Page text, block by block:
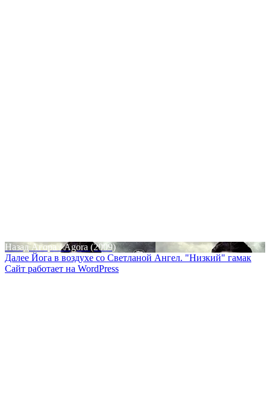
Навигация
по
НазадПредыдущая
запись:
Агора / Agora (2009)
Далее Следующая
запись:
Йога в воздухе со Светланой Ангел. "Низкий" гамак
Сайт работает на WordPress